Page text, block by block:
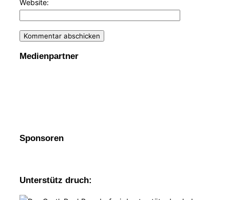
Website:
Medienpartner
Sponsoren
Unterstütz druch: